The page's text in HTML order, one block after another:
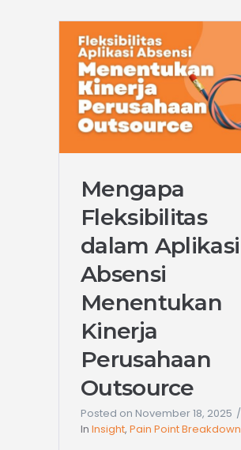
Mengapa
Fleksibilitas
dalam Aplikasi
Absensi
Menentukan
Kinerja
Perusahaan
Outsource
Posted on November 18, 2025
In Insight, Pain Point Breakdown